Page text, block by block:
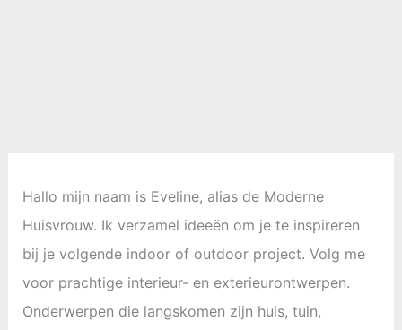
Hallo mijn naam is Eveline, alias de Moderne
Huisvrouw. Ik verzamel ideeën om je te inspireren
bij je volgende indoor of outdoor project. Volg me
voor prachtige interieur- en exterieurontwerpen.
Onderwerpen die langskomen zijn huis, tuin,